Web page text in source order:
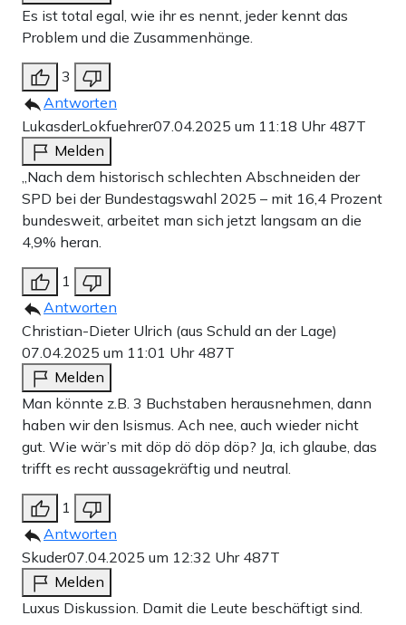
Es ist total egal, wie ihr es nennt, jeder kennt das
Problem und die Zusammenhänge.
3
Antworten
LukasderLokfuehrer07.04.2025 um 11:18 Uhr 487T
Melden
„Nach dem historisch schlechten Abschneiden der
SPD bei der Bundestagswahl 2025 – mit 16,4 Prozent
bundesweit, arbeitet man sich jetzt langsam an die
4,9% heran.
1
Antworten
Christian-Dieter Ulrich (aus Schuld an der Lage)
07.04.2025 um 11:01 Uhr 487T
Melden
Man könnte z.B. 3 Buchstaben herausnehmen, dann
haben wir den Isismus. Ach nee, auch wieder nicht
gut. Wie wär’s mit döp dö döp döp? Ja, ich glaube, das
trifft es recht aussagekräftig und neutral.
1
Antworten
Skuder07.04.2025 um 12:32 Uhr 487T
Melden
Luxus Diskussion. Damit die Leute beschäftigt sind.